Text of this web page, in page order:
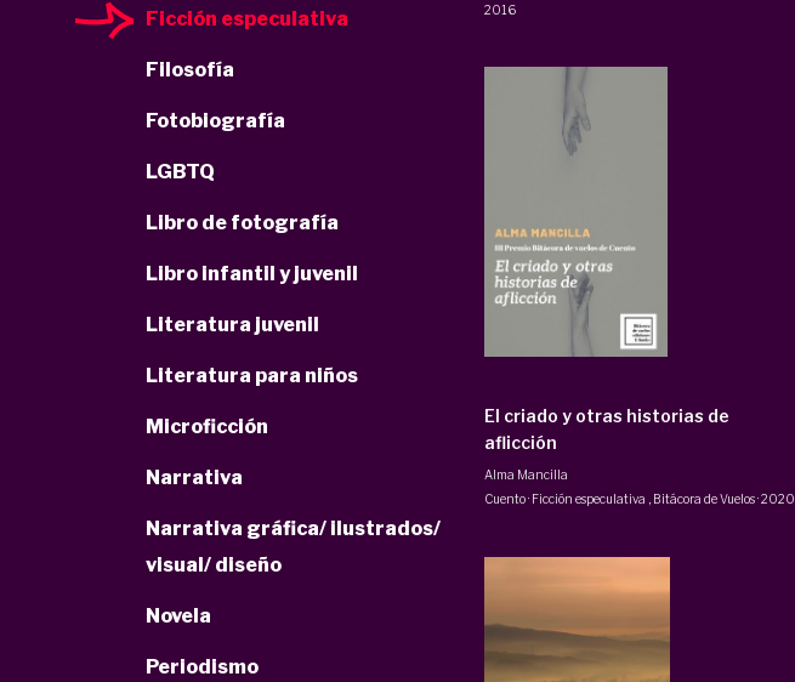
Ficción especulativa
Filosofía
Fotobiografía
LGBTQ
Libro de fotografía
Libro infantil y juvenil
Literatura juvenil
Literatura para niños
Microficción
Narrativa
Narrativa gráfica/ ilustrados/
visual/ diseño
Novela
Periodismo
2016
El criado y otras historias de
aflicción
Alma Mancilla
Cuento · Ficción especulativa
Bitácora de Vuelos·2020